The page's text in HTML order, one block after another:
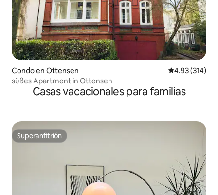
Condo en Ottensen Calificación
4.93 (314)
süßes Apartment in Ottensen
Casas vacacionales para familias
Superanfitrión
Superanfitrión